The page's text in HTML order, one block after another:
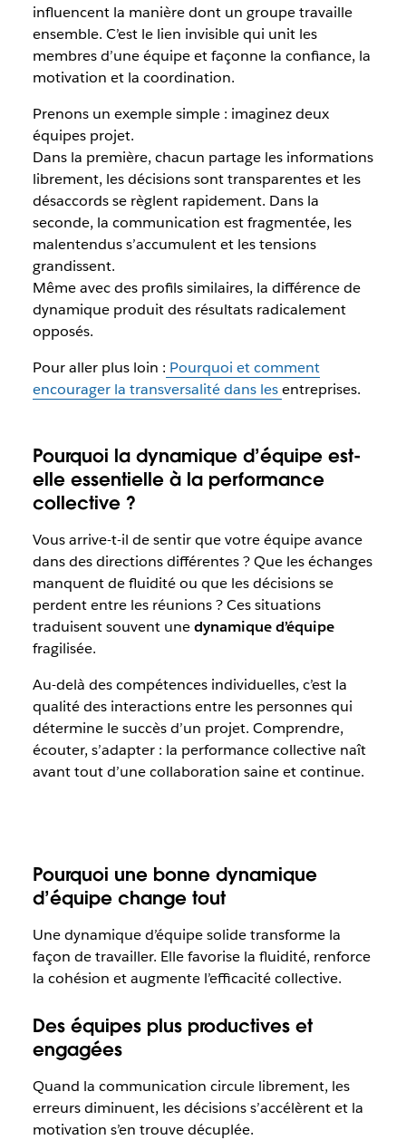
influencent la manière dont un groupe travaille
ensemble. C’est le lien invisible qui unit les
membres d’une équipe et façonne la confiance, la
motivation et la coordination.
Prenons un exemple simple : imaginez deux
équipes projet.
Dans la première, chacun partage les informations
librement, les décisions sont transparentes et les
désaccords se règlent rapidement. Dans la
seconde, la communication est fragmentée, les
malentendus s’accumulent et les tensions
grandissent.
Même avec des profils similaires, la différence de
dynamique produit des résultats radicalement
opposés.
Pour aller plus loin : Pourquoi et comment
encourager la transversalité dans lesentreprises.
Pourquoi la dynamique d’équipe est-
elle essentielle à la performance
collective ?
Vous arrive-t-il de sentir que votre équipe avance
dans des directions différentes ? Que les échanges
manquent de fluidité ou que les décisions se
perdent entre les réunions ? Ces situations
traduisent souvent unedynamique d’équipe
fragilisée.
Au-delà des compétences individuelles, c’est la
qualité des interactions entre les personnes qui
détermine le succès d’un projet. Comprendre,
écouter, s’adapter : la performance collective naît
avant tout d’une collaboration saine et continue.
Pourquoi une bonne dynamique
d’équipe change tout
Une dynamique d’équipe solide transforme la
façon de travailler. Elle favorise la fluidité, renforce
la cohésion et augmente l’efficacité collective.
Des équipes plus productives et
engagées
Quand la communication circule librement, les
erreurs diminuent, les décisions s’accélèrent et la
motivation s’en trouve décuplée.